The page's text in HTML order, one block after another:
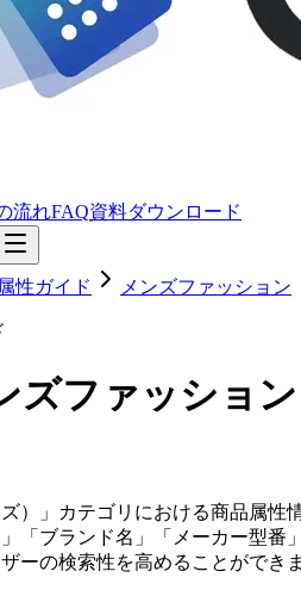
流れFAQ資料ダウンロード
性ガイド メンズファッション
ズファッション
）」カテゴリにおける商品属性
」「ブランド名」「メーカー型
ーの検索性を高めることができま